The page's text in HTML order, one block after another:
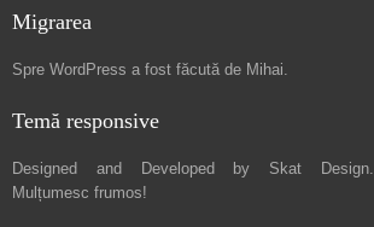
Migrarea
Spre WordPress a fost făcută de Mihai.
Temă responsive
Designed and Developed by Skat Design.
Mulțumesc frumos!